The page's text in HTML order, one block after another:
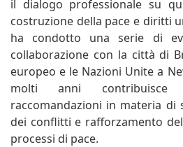
il dialogo professionale su
costruzione della pace e diritti
ha condotto una serie di
collaborazione con la città di
europeo e le Nazioni Unite a
molti anni
raccomandazioni in materia di
dei conflitti e rafforzamento
processi di pace.